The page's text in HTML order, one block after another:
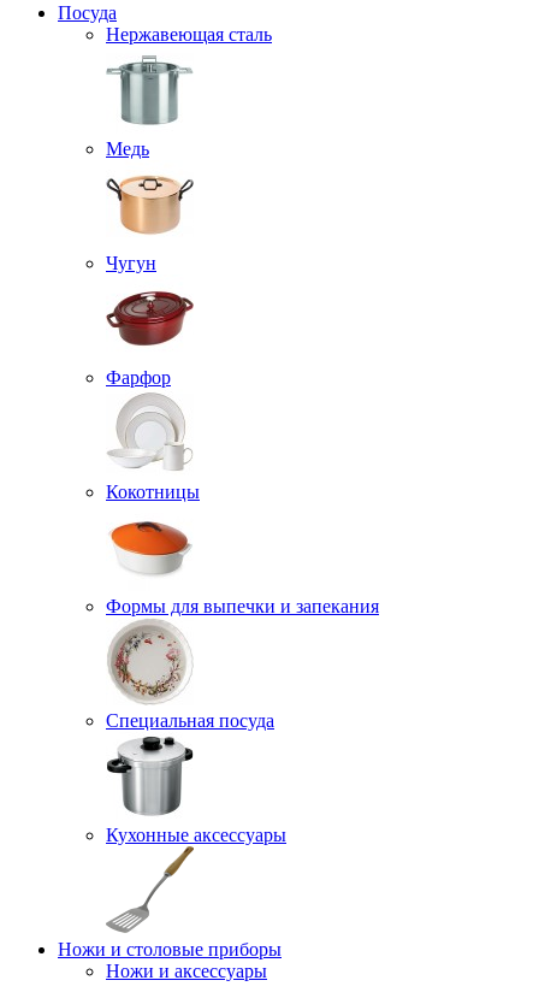
Посуда
Нержавеющая сталь
Медь
Чугун
Фарфор
Кокотницы
Формы для выпечки и запекания
Специальная посуда
Кухонные аксессуары
Ножи и столовые приборы
Ножи и аксессуары